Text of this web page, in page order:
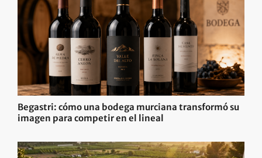
Begastri: cómo una bodega murciana transformó su
imagen para competir en el lineal